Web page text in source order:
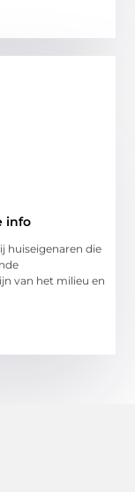
info
huiseigenaren die
van het milieu en